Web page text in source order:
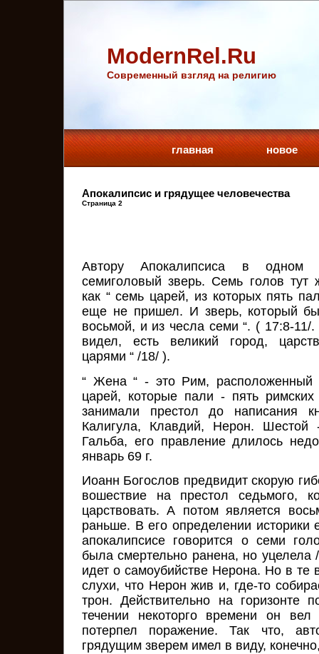
ModernRel.Ru
Cовременный взгляд на религию
главная новое
Апокалипсис и грядущее человечества
Страница 2
Автору Апокалипсиса в одном
семиголовый зверь. Семь голов
как “ семь царей, из которых пять
еще не пришел. И зверь, который
восьмой, и из чесла семи “. ( 17:8-
видел, есть великий город,
царями “ /18/ ).
“ Жена “ - это Рим, расположенный
царей, которые пали - пять римских
занимали престол до написания
Калигула, Клавдий, Нерон. Шестой
Гальба, его правление длилось
январь 69 г.
Иоанн Богослов предвидит скорую
вошествие на престол седьмого,
царствовать. А потом является
раньше. В его определении
апокалипсисе говорится о семи
была смертельно ранена, но уцелела
идет о самоубийстве Нерона. Но в те
слухи, что Нерон жив и, где-то
трон. Действительно на горизонте
течении некоторго времени он
потерпел поражение. Так что,
грядущим зверем имел в виду,